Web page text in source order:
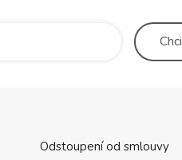
Chci
Odstoupení od smlouvy